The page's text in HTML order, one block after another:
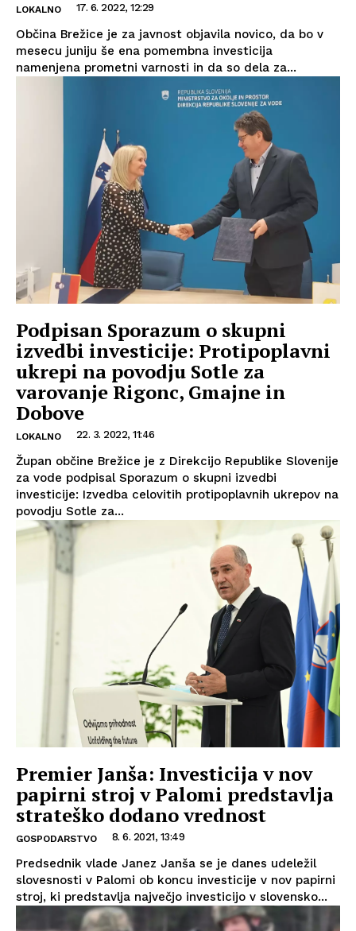
LOKALNO 17. 6. 2022, 12:29
Občina Brežice je za javnost objavila novico, da bo v
mesecu juniju še ena pomembna investicija
namenjena prometni varnosti in da so dela za...
Podpisan Sporazum o skupni
izvedbi investicije: Protipoplavni
ukrepi na povodju Sotle za
varovanje Rigonc, Gmajne in
Dobove
LOKALNO 22. 3. 2022, 11:46
Župan občine Brežice je z Direkcijo Republike Slovenije
za vode podpisal Sporazum o skupni izvedbi
investicije: Izvedba celovitih protipoplavnih ukrepov na
povodju Sotle za...
Premier Janša: Investicija v nov
papirni stroj v Palomi predstavlja
strateško dodano vrednost
GOSPODARSTVO 8. 6. 2021, 13:49
Predsednik vlade Janez Janša se je danes udeležil
slovesnosti v Palomi ob koncu investicije v nov papirni
stroj, ki predstavlja največjo investicijo v slovensko...